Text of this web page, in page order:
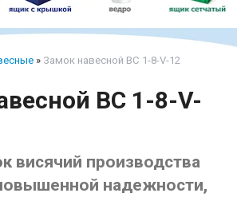
» Замок навесной ВС 1-8-V-12
ВС 1-8-V-
висячий производства
надежности,